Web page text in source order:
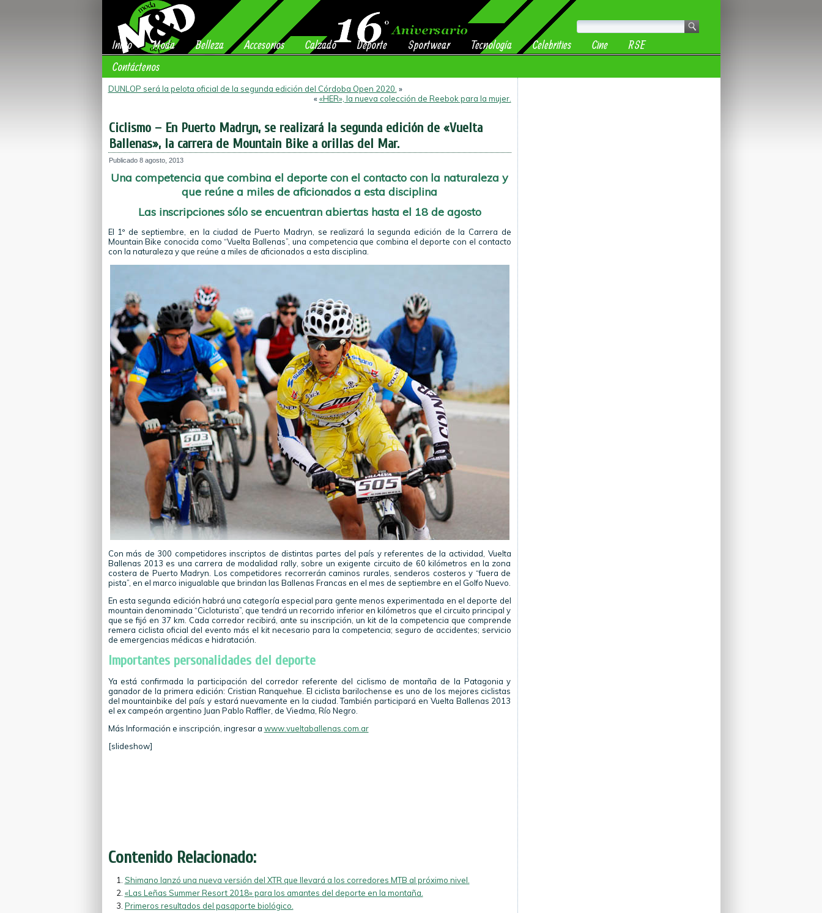
Inicio Moda Belleza Accesorios Calzado Deporte Sportwear Tecnología Celebrities Cine
RSE
Contáctenos
DUNLOP será la pelota oficial de la segunda edición del Córdoba Open 2020. »
««HER», la nueva colección de Reebok para la mujer.
Ciclismo – En Puerto Madryn, se realizará la segunda edición de «Vuelta
Ballenas», la carrera de Mountain Bike a orillas del Mar.
Publicado 8 agosto, 2013
Una competencia que combina el deporte con el contacto con la naturaleza y
que reúne a miles de aficionados a esta disciplina
Las inscripciones sólo se encuentran abiertas hasta el 18 de agosto
El 1º de septiembre, en la ciudad de Puerto Madryn, se realizará la segunda edición de la Carrera de
Mountain Bike conocida como “Vuelta Ballenas”, una competencia que combina el deporte con el contacto
con la naturaleza y que reúne a miles de aficionados a esta disciplina.
Con más de 300 competidores inscriptos de distintas partes del país y referentes de la actividad, Vuelta
Ballenas 2013 es una carrera de modalidad rally, sobre un exigente circuito de 60 kilómetros en la zona
costera de Puerto Madryn. Los competidores recorrerán caminos rurales, senderos costeros y “fuera de
pista”, en el marco inigualable que brindan las Ballenas Francas en el mes de septiembre en el Golfo Nuevo.
En esta segunda edición habrá una categoría especial para gente menos experimentada en el deporte del
mountain denominada “Cicloturista”, que tendrá un recorrido inferior en kilómetros que el circuito principal y
que se fijó en 37 km. Cada corredor recibirá, ante su inscripción, un kit de la competencia que comprende
remera ciclista oficial del evento más el kit necesario para la competencia; seguro de accidentes; servicio
de emergencias médicas e hidratación.
Importantes personalidades del deporte
Ya está confirmada la participación del corredor referente del ciclismo de montaña de la Patagonia y
ganador de la primera edición: Cristian Ranquehue. El ciclista barilochense es uno de los mejores ciclistas
del mountainbike del país y estará nuevamente en la ciudad. También participará en Vuelta Ballenas 2013
el ex campeón argentino Juan Pablo Raffler, de Viedma, Río Negro.
Más Información e inscripción, ingresar a www.vueltaballenas.com.ar
[slideshow]
Contenido Relacionado:
Shimano lanzó una nueva versión del XTR que llevará a los corredores MTB al próximo nivel.
«Las Leñas Summer Resort 2018» para los amantes del deporte en la montaña.
Primeros resultados del pasaporte biológico.